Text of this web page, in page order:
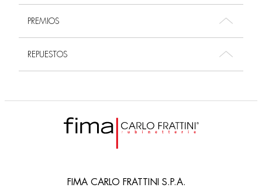
PREMIOS
REPUESTOS
FIMA CARLO FRATTINI S.P.A.